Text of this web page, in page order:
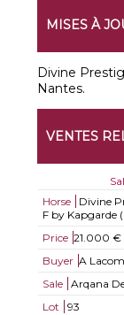
MISES À
Divine
Nantes.
VENTES
Horse
Divine
F by Kapgarde
Price 21.000 €
Buyer A
Sale
Arqana
Lot
93